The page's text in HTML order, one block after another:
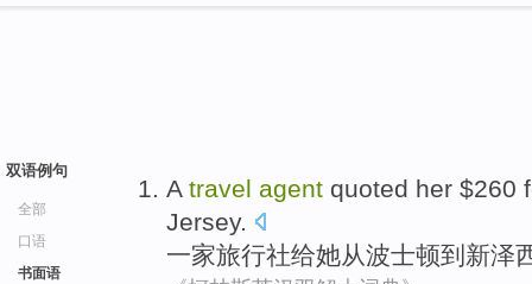
双语例句
全部
口语
书面语
A travel agent quoted her $260
Jersey.
一家旅行社给她从波士顿到 新泽